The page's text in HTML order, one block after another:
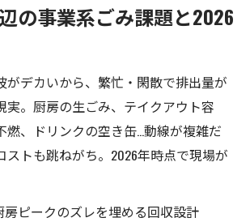
の事業系ごみ課題と2026
がデカいから、繁忙・閑散で排出量が
実。厨房の生ごみ、テイクアウト容
燃、ドリンクの空き缶…動線が複雑だ
ストも跳ねがち。2026年時点で現場が
房ピークのズレを埋める回収設計